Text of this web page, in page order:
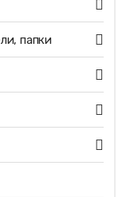
папки